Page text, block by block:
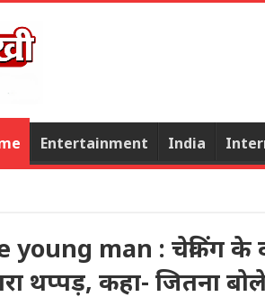
Entertainment India
young man : चेकिंग के
थप्पड़, कहा- जितना